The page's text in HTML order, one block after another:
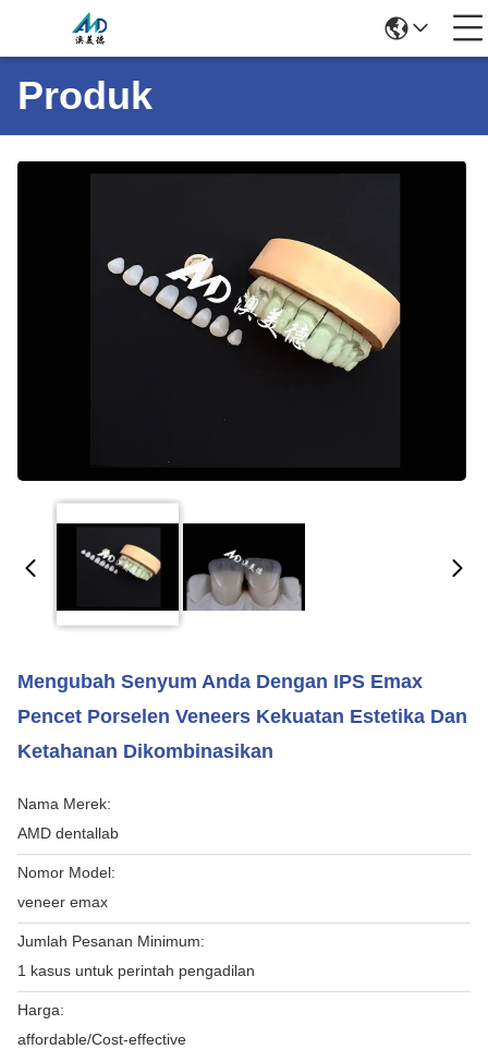
Produk
Mengubah Senyum Anda Dengan IPS Emax
Pencet Porselen Veneers Kekuatan Estetika Dan
Ketahanan Dikombinasikan
Nama Merek:
AMD dentallab
Nomor Model:
veneer emax
Jumlah Pesanan Minimum:
1 kasus untuk perintah pengadilan
Harga:
affordable/Cost-effective